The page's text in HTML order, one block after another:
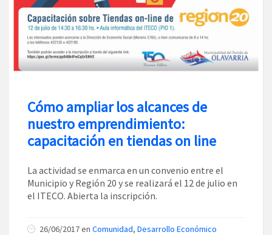
Cómo ampliar los alcances de
nuestro emprendimiento:
capacitación en tiendas on line
La actividad se enmarca en un convenio entre el
Municipio y Región 20 y se realizará el 12 de julio en
el ITECO. Abierta la inscripción.
26/06/2017en Comunidad, Desarrollo Económico